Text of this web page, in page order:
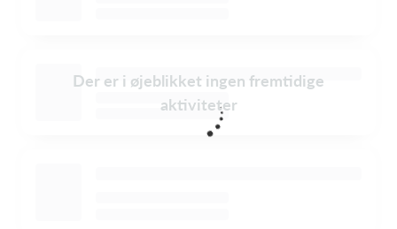
Der er i øjeblikket ingen fremtidige
aktiviteter